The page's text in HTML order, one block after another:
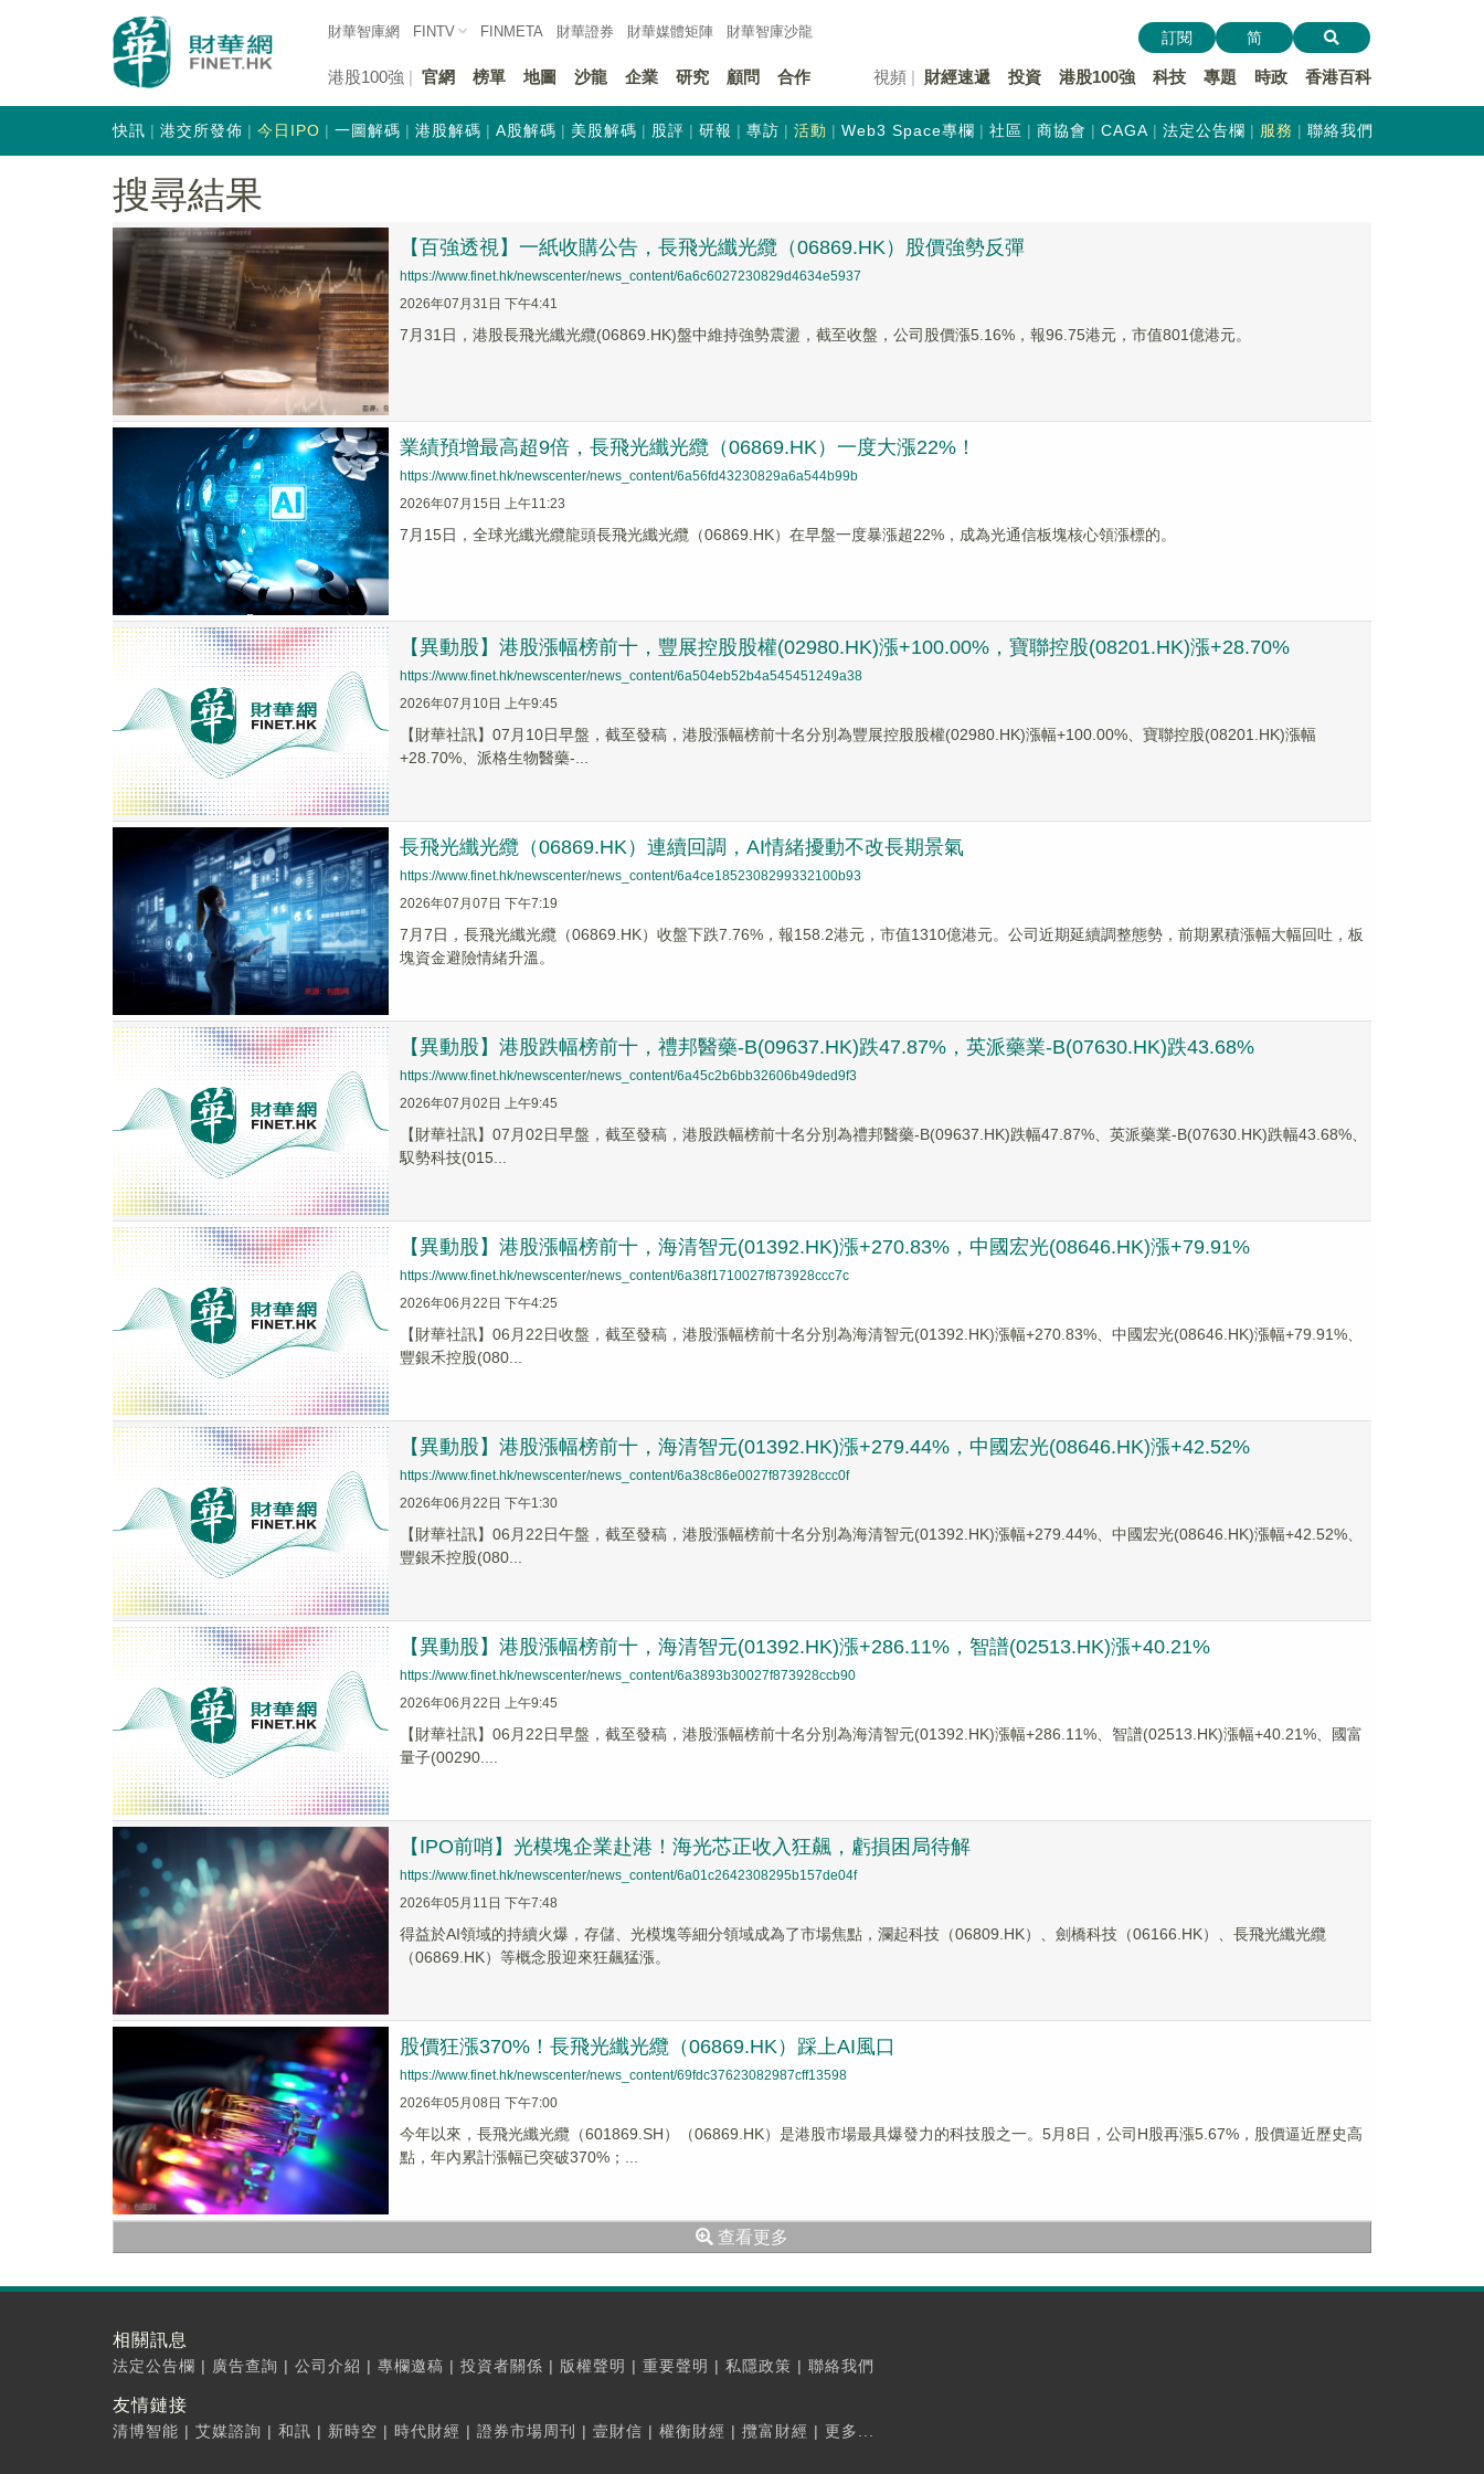
財華智庫網 FINTV FINMETA 財華證券 財華媒體矩陣 財華智庫沙龍
港股100強 官網 榜單 地圖 沙龍 企業 研究 顧問 合作 視頻 財經速遞 投資 港股100強 科技 專題 時政 香港百科
訂閱 简
快訊 港交所發佈 今日IPO 一圖解碼 港股解碼 A股解碼 美股解碼 股評 研報 專訪 活動 Web3 Space專欄 社區 商協會 CAGA 法定公告欄 服務 聯絡我們
搜尋結果
【百強透視】一紙收購公告，長飛光纖光纜（06869.HK）股價強勢反彈
https://www.finet.hk/newscenter/news_content/6a6c6027230829d4634e5937
2026年07月31日 下午4:41
7月31日，港股長飛光纖光纜(06869.HK)盤中維持強勢震盪，截至收盤，公司股價漲5.16%，報96.75港元，市值801億港元。
業績預增最高超9倍，長飛光纖光纜（06869.HK）一度大漲22%！
https://www.finet.hk/newscenter/news_content/6a56fd43230829a6a544b99b
2026年07月15日 上午11:23
7月15日，全球光纖光纜龍頭長飛光纖光纜（06869.HK）在早盤一度暴漲超22%，成為光通信板塊核心領漲標的。
【異動股】港股漲幅榜前十，豐展控股股權(02980.HK)漲+100.00%，寶聯控股(08201.HK)漲+28.70%
https://www.finet.hk/newscenter/news_content/6a504eb52b4a545451249a38
2026年07月10日 上午9:45
【財華社訊】07月10日早盤，截至發稿，港股漲幅榜前十名分別為豐展控股股權(02980.HK)漲幅+100.00%、寶聯控股(08201.HK)漲幅
+28.70%、派格生物醫藥-...
長飛光纖光纜（06869.HK）連續回調，AI情緒擾動不改長期景氣
https://www.finet.hk/newscenter/news_content/6a4ce1852308299332100b93
2026年07月07日 下午7:19
7月7日，長飛光纖光纜（06869.HK）收盤下跌7.76%，報158.2港元，市值1310億港元。公司近期延續調整態勢，前期累積漲幅大幅回吐，板
塊資金避險情緒升溫。
【異動股】港股跌幅榜前十，禮邦醫藥-B(09637.HK)跌47.87%，英派藥業-B(07630.HK)跌43.68%
https://www.finet.hk/newscenter/news_content/6a45c2b6bb32606b49ded9f3
2026年07月02日 上午9:45
【財華社訊】07月02日早盤，截至發稿，港股跌幅榜前十名分別為禮邦醫藥-B(09637.HK)跌幅47.87%、英派藥業-B(07630.HK)跌幅43.68%、
馭勢科技(015...
【異動股】港股漲幅榜前十，海清智元(01392.HK)漲+270.83%，中國宏光(08646.HK)漲+79.91%
https://www.finet.hk/newscenter/news_content/6a38f1710027f873928ccc7c
2026年06月22日 下午4:25
【財華社訊】06月22日收盤，截至發稿，港股漲幅榜前十名分別為海清智元(01392.HK)漲幅+270.83%、中國宏光(08646.HK)漲幅+79.91%、
豐銀禾控股(080...
【異動股】港股漲幅榜前十，海清智元(01392.HK)漲+279.44%，中國宏光(08646.HK)漲+42.52%
https://www.finet.hk/newscenter/news_content/6a38c86e0027f873928ccc0f
2026年06月22日 下午1:30
【財華社訊】06月22日午盤，截至發稿，港股漲幅榜前十名分別為海清智元(01392.HK)漲幅+279.44%、中國宏光(08646.HK)漲幅+42.52%、
豐銀禾控股(080...
【異動股】港股漲幅榜前十，海清智元(01392.HK)漲+286.11%，智譜(02513.HK)漲+40.21%
https://www.finet.hk/newscenter/news_content/6a3893b30027f873928ccb90
2026年06月22日 上午9:45
【財華社訊】06月22日早盤，截至發稿，港股漲幅榜前十名分別為海清智元(01392.HK)漲幅+286.11%、智譜(02513.HK)漲幅+40.21%、國富
量子(00290....
【IPO前哨】光模塊企業赴港！海光芯正收入狂飆，虧損困局待解
https://www.finet.hk/newscenter/news_content/6a01c2642308295b157de04f
2026年05月11日 下午7:48
得益於AI領域的持續火爆，存儲、光模塊等細分領域成為了市場焦點，瀾起科技（06809.HK）、劍橋科技（06166.HK）、長飛光纖光纜
（06869.HK）等概念股迎來狂飆猛漲。
股價狂漲370%！長飛光纖光纜（06869.HK）踩上AI風口
https://www.finet.hk/newscenter/news_content/69fdc37623082987cff13598
2026年05月08日 下午7:00
今年以來，長飛光纖光纜（601869.SH）（06869.HK）是港股市場最具爆發力的科技股之一。5月8日，公司H股再漲5.67%，股價逼近歷史高
點，年內累計漲幅已突破370%；...
查看更多
相關訊息
法定公告欄 | 廣告查詢 | 公司介紹 | 專欄邀稿 | 投資者關係 | 版權聲明 | 重要聲明 | 私隱政策 | 聯絡我們
友情鏈接
清博智能 | 艾媒諮詢 | 和訊 | 新時空 | 時代財經 | 證券市場周刊 | 壹財信 | 權衡財經 | 攬富財經 | 更多...